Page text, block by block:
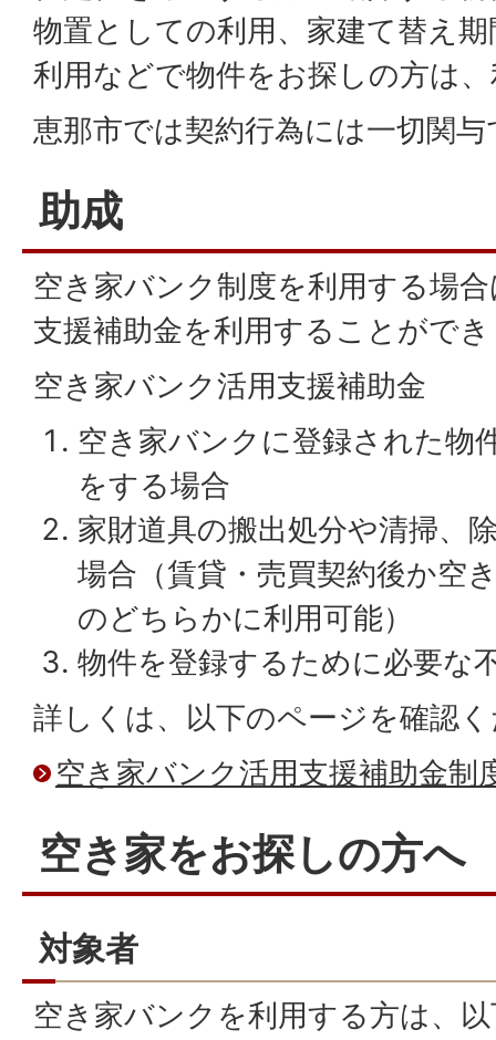
物置としての利用、家建て替え
利用などで物件をお探しの方は
恵那市では契約行為には一切関
助成
空き家バンク制度を利用する場
支援補助金を利用することがで
空き家バンク活用支援補助金
空き家バンクに登録された物
をする場合
家財道具の搬出処分や清掃、
場合（賃貸・売買契約後か空
のどちらかに利用可能）
物件を登録するために必要な
詳しくは、以下のページを確認
空き家バンク活用支援補助金制
空き家をお探しの方へ
対象者
空き家バンクを利用する方は、